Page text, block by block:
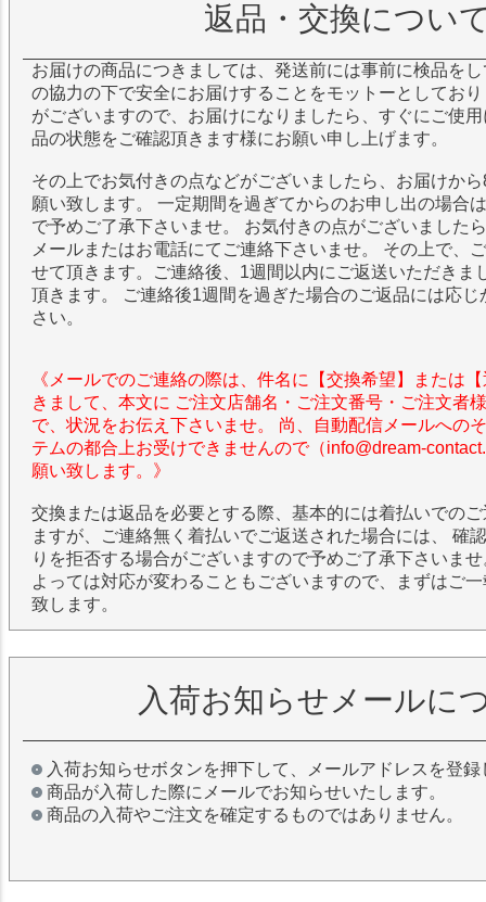
返品・交換につい
お届けの商品につきましては、発送前には事前に検品を
の協力の下で安全にお届けすることをモットーとしてお
がございますので、お届けになりましたら、すぐにご使
品の状態をご確認頂きます様にお願い申し上げます。
その上でお気付きの点などがございましたら、お届けか
願い致します。 一定期間を過ぎてからのお申し出の場合
で予めご了承下さいませ。 お気付きの点がございました
メールまたはお電話にてご連絡下さいませ。 その上で、
せて頂きます。ご連絡後、1週間以内にご返送いただきま
頂きます。 ご連絡後1週間を過ぎた場合のご返品には応
さい。
《メールでのご連絡の際は、件名に【交換希望】または
きまして、本文に ご注文店舗名・ご注文番号・ご注文者
で、状況をお伝え下さいませ。 尚、自動配信メールへの
テムの都合上お受けできませんので（info@dream-
願い致します。》
交換または返品を必要とする際、基本的には着払いでの
ますが、ご連絡無く着払いでご返送された場合には、 確
りを拒否する場合がございますので予めご了承下さいま
よっては対応が変わることもございますので、まずはご
致します。
入荷お知らせメールに
入荷お知らせボタンを押下して、メールアドレスを登
商品が入荷した際にメールでお知らせいたします。
商品の入荷やご注文を確定するものではありません。